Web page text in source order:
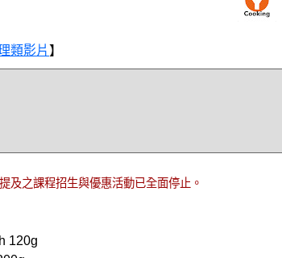
類影片 】
及之課程招生與優惠活動已全面停止。
120g